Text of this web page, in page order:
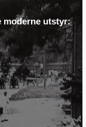
moderne utstyr: